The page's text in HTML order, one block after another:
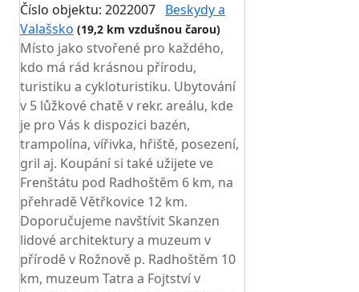
Číslo objektu: 2022007 Beskydy a
Valašsko (19,2 km vzdušnou čarou)
Místo jako stvořené pro každého,
kdo má rád krásnou přírodu,
turistiku a cykloturistiku. Ubytování
v 5 lůžkové chatě v rekr. areálu, kde
je pro Vás k dispozici bazén,
trampolína, vířivka, hřiště, posezení,
gril aj. Koupání si také užijete ve
Frenštátu pod Radhoštěm 6 km, na
přehradě Větřkovice 12 km.
Doporučujeme navštívit Skanzen
lidové architektury a muzeum v
přírodě v Rožnově p. Radhoštěm 10
km, muzeum Tatra a Fojtství v